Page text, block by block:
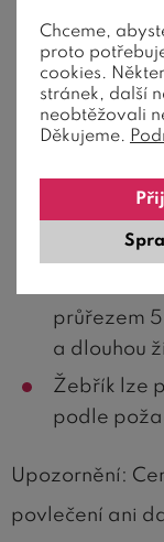
Postel je
jiných
lakem,
průřezem
a dlouhou
Žebřík lze
podle
Upozornění:
povlečení ani
Chceme,
proto
cookies.
stránek, další
neobtěžovali
Děkujeme.